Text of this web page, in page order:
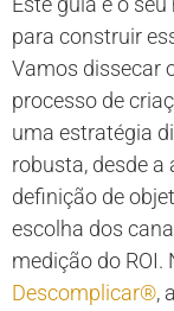
para construir
Vamos dissecar
processo de
uma estratégia
robusta, desde a
definição de
escolha dos
medição do ROI.
Descomplicar®, a